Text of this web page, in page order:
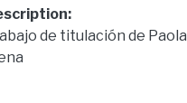
de titulación de Paola